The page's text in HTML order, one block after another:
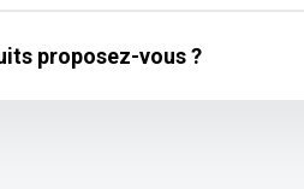
proposez-vous ?